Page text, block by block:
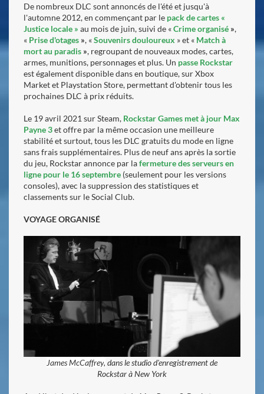
De nombreux DLC sont annoncés de l'été et jusqu'à
l'automne 2012, en commençant par le pack de cartes «
Justice locale » au mois de juin, suivi de «Crime organisé »,
« Prise d'otages », «Souvenirs douloureux » et « Match à
mort au paradis », regroupant de nouveaux modes, cartes,
armes, munitions, personnages et plus. Un passe Rockstar
est également disponible dans en boutique, sur Xbox
Market et Playstation Store, permettant d'obtenir tous les
prochaines DLC à prix réduits.
Le 19 avril 2021 sur Steam, Rockstar Games met à jour Max
Payne 3et offre par la même occasion une meilleure
stabilité et surtout, tous les DLC gratuits du mode en ligne
sans frais supplémentaires. Plus de neuf ans après la sortie
du jeu, Rockstar annonce par lafermeture des serveurs en
ligne pour le 16 septembre (seulement pour les versions
consoles), avec la suppression des statistiques et
classements sur le Social Club.
VOYAGE ORGANISÉ
James McCaffrey, dans le studio d'enregistrement de
Rockstar à New York